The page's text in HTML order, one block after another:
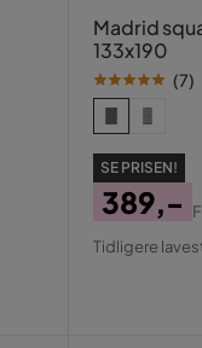
Madrid
133x190
(7)
SE PRISEN!
Pris
389,-
Original
Tidligere